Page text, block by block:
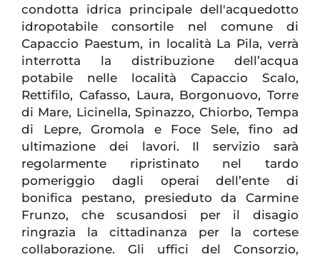
condotta idrica principale dell'acquedotto
idropotabile consortile nel comune di
Capaccio Paestum, in località La Pila, verrà
interrotta la distribuzione dell’acqua
potabile nelle località Capaccio Scalo,
Rettifilo, Cafasso, Laura, Borgonuovo, Torre
di Mare, Licinella, Spinazzo, Chiorbo, Tempa
di Lepre, Gromola e Foce Sele, fino ad
ultimazione dei lavori. Il servizio sarà
regolarmente ripristinato nel tardo
pomeriggio dagli operai dell’ente di
bonifica pestano, presieduto da Carmine
Frunzo, che scusandosi per il disagio
ringrazia la cittadinanza per la cortese
collaborazione. Gli uffici del Consorzio,